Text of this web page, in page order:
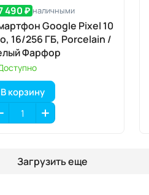
490 ₽ наличными
Google Pixel 10
16/256 ГБ, Porcelain /
Фарфор
В корзину
Загрузить еще